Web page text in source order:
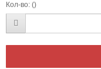
Кол-во: ()